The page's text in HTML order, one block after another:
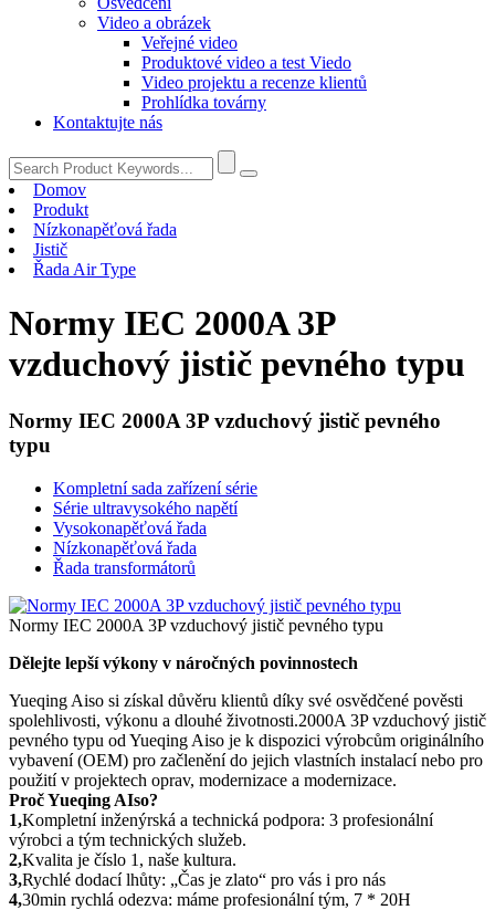
Video a obrázek
Veřejné video
Produktové video a test Viedo
Video projektu a recenze klientů
Prohlídka továrny
Kontaktujte nás
Domov
Produkt
Nízkonapěťová řada
Jistič
Řada Air Type
Normy IEC 2000A 3P
vzduchový jistič pevného typu
Normy IEC 2000A 3P vzduchový jistič pevného
typu
Kompletní sada zařízení série
Série ultravysokého napětí
Vysokonapěťová řada
Nízkonapěťová řada
Řada transformátorů
Normy IEC 2000A 3P vzduchový jistič pevného typu
Dělejte lepší výkony v náročných povinnostech
Yueqing Aiso si získal důvěru klientů díky své osvědčené pověsti
spolehlivosti, výkonu a dlouhé životnosti.2000A 3P vzduchový jistič
pevného typu od Yueqing Aiso je k dispozici výrobcům originálního
vybavení (OEM) pro začlenění do jejich vlastních instalací nebo pro
použití v projektech oprav, modernizace a modernizace.
Proč Yueqing AIso?
1,Kompletní inženýrská a technická podpora: 3 profesionální
výrobci a tým technických služeb.
2,Kvalita je číslo 1, naše kultura.
3,Rychlé dodací lhůty: „Čas je zlato“ pro vás i pro nás
4,30min rychlá odezva: máme profesionální tým, 7 * 20H